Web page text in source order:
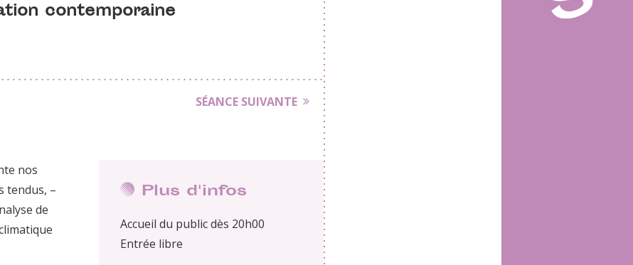
contemporaine
SÉANCE SUIVANTE
Plus d'infos
Accueil du public dès 20h00
Entrée libre
nos
tendus, –
de